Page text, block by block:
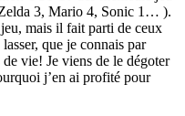
3, Mario 4, Sonic 1… ).
mais il fait parti de ceux
que je connais par
vie! Je viens de le dégoter
j’en ai profité pour